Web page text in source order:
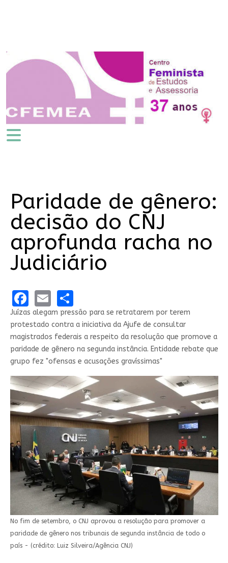
Paridade de gênero:
decisão do CNJ
aprofunda racha no
Judiciário
Facebook
EmailShare
Juízas alegam pressão para se retratarem por terem
protestado contra a iniciativa da Ajufe de consultar
magistrados federais a respeito da resolução que promove a
paridade de gênero na segunda instância. Entidade rebate que
grupo fez "ofensas e acusações gravíssimas"
No fim de setembro, o CNJ aprovou a resolução para promover a
paridade de gênero nos tribunais de segunda instância de todo o
país - (crédito: Luiz Silveira/Agência CNJ)